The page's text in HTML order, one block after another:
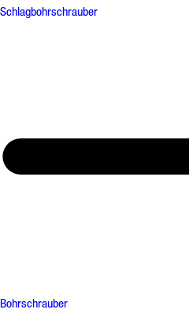
Schlagbohrschrauber
Bohrschrauber